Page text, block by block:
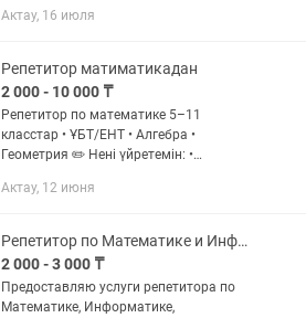
с системой и контрольными точками.
Актау, 16 июля
Репетитор матиматикадан
2 000 - 10 000 ₸
Репетитор по математике 5–11
класстар • ҰБТ/ЕНТ • Алгебра •
Геометрия ✏️ Нені үйретемін: •
• Алгебра мен геометрияны оңай
қарапайым...
Актау, 12 июня
Репетитор по Математике и Информатике, Подготовка к ЕНТ (ОНЛАЙН)
2 000 - 3 000 ₸
Предоставляю услуги репетитора по
Математике, Информатике,